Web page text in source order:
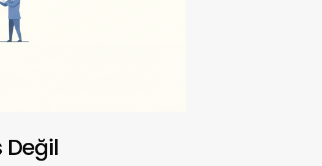
Değil